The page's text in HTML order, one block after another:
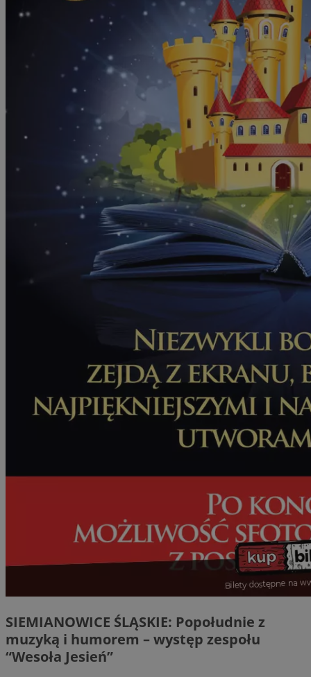
SIEMIANOWICE ŚLĄSKIE: Popołudnie z
muzyką i humorem – występ zespołu
“Wesoła Jesień”